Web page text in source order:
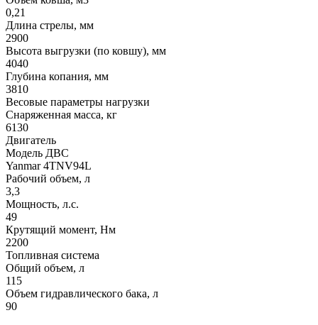
0,21
Длина стрелы, мм
2900
Высота выгрузки (по ковшу), мм
4040
Глубина копания, мм
3810
Весовые параметры нагрузки
Снаряженная масса, кг
6130
Двигатель
Модель ДВС
Yanmar 4TNV94L
Рабочий объем, л
3,3
Мощность, л.с.
49
Крутящий момент, Нм
2200
Топливная система
Общий объем, л
115
Объем гидравлического бака, л
90